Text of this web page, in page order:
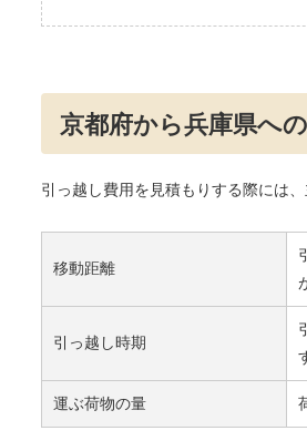
京都府から兵庫県へ
引っ越し費用を見積もりする際には
移動距離
引っ越し時期
運ぶ荷物の量